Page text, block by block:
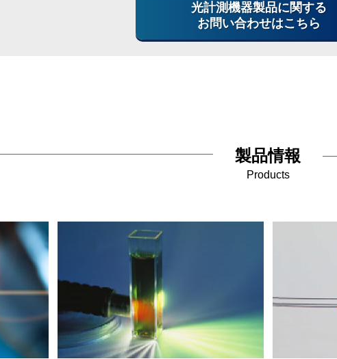
光計測機器製品に関する
お問い合わせはこちら
製品情報
Products